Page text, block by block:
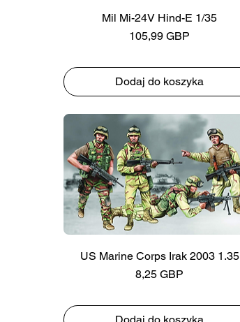
Mil Mi-24V Hind-E 1/35
Cena
105,99 GBP
Dodaj do koszyka
US Marine Corps Irak 2003 1.35
Cena
8,25 GBP